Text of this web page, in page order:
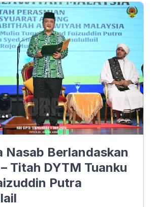
e
d
I
n
s
A
p
p
Nasab Berlandaskan
Titah DYTM Tuanku
Putra